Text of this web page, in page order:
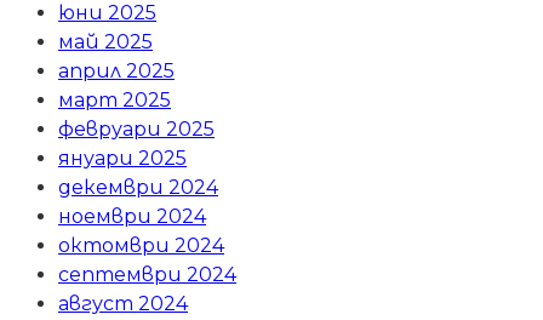
юни 2025
май 2025
април 2025
март 2025
февруари 2025
януари 2025
декември 2024
ноември 2024
октомври 2024
септември 2024
август 2024